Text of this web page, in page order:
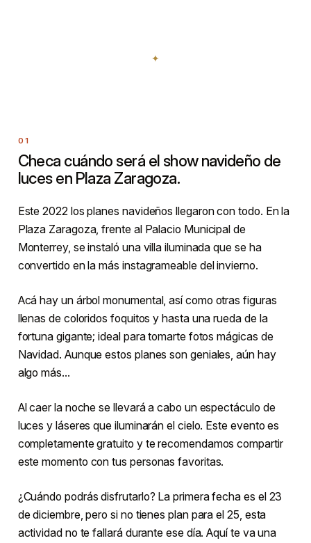
Checa cuándo será el show navideño de
luces en Plaza Zaragoza.
Este 2022 los planes navideños llegaron con todo. En la
Plaza Zaragoza, frente al Palacio Municipal de
Monterrey, se instaló una villa iluminada que se ha
convertido en la más instagrameable del invierno.
Acá hay un árbol monumental, así como otras figuras
llenas de coloridos foquitos y hasta una rueda de la
fortuna gigante; ideal para tomarte fotos mágicas de
Navidad. Aunque estos planes son geniales, aún hay
algo más…
Al caer la noche se llevará a cabo un espectáculo de
luces y láseres que iluminarán el cielo. Este evento es
completamente gratuito y te recomendamos compartir
este momento con tus personas favoritas.
¿Cuándo podrás disfrutarlo? La primera fecha es el 23
de diciembre, pero si no tienes plan para el 25, esta
actividad no te fallará durante ese día. Aquí te va una